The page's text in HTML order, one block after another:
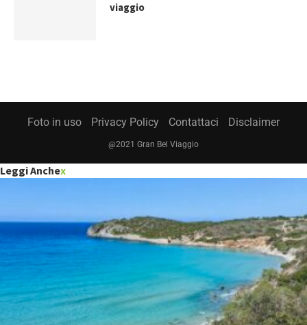
viaggio
Foto in uso Privacy Policy Contattaci Disclaimer
@2021 Gran Bel Viaggio
Leggi Anchex